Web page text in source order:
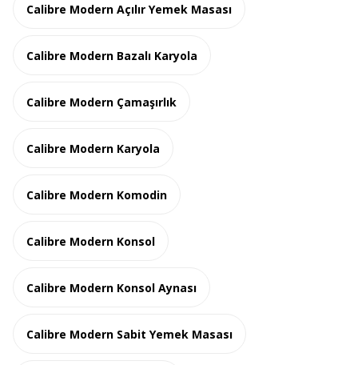
Calibre Modern Açılır Yemek Masası
Calibre Modern Bazalı Karyola
Calibre Modern Çamaşırlık
Calibre Modern Karyola
Calibre Modern Komodin
Calibre Modern Konsol
Calibre Modern Konsol Aynası
Calibre Modern Sabit Yemek Masası